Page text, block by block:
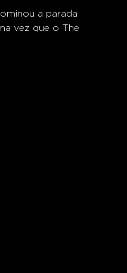
a parada
vez que o The